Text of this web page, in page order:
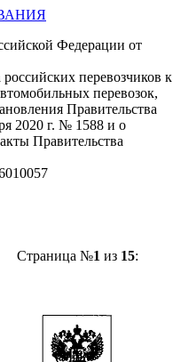
Федерации от
перевозчиков к
перевозок,
Правительства
2020 г. № 1588 и о
Правительства
Страница №1 из 15: